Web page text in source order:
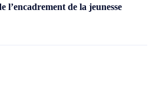
l’encadrement de la jeunesse